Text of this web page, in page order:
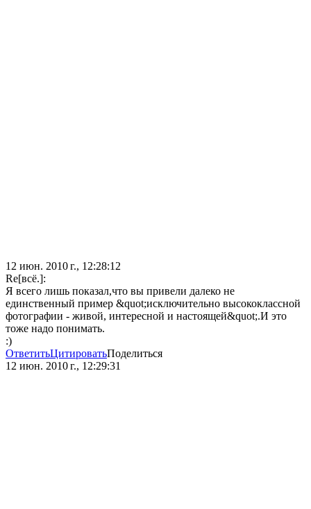
12 июн. 2010 г., 12:28:12
Re[всё.]:
Я всего лишь показал,что вы привели далеко не
единственный пример &quot;исключительно высококлассной
фотографии - живой, интересной и настоящей&quot;.И это
тоже надо понимать.
:)
ОтветитьЦитироватьПоделиться
12 июн. 2010 г., 12:29:31